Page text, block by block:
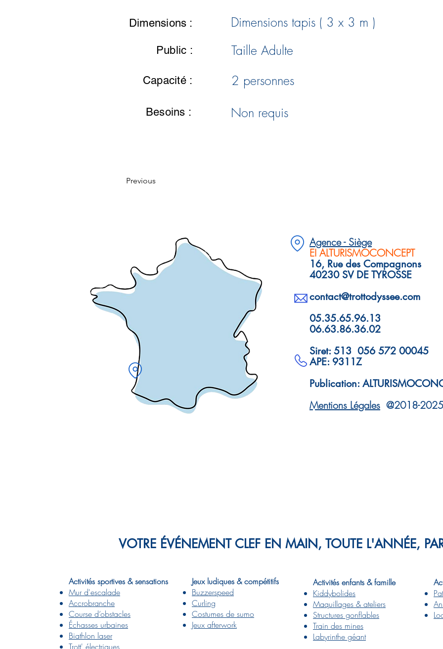
Dimensions tapis ( 3 x 3 m )
Dimensions :
Taille Adulte
Public :
2 personnes
Capacité :
Non requis
Besoins :
Previous
Agence - Siège
EI ALTURISMOCONCEPT
16, Rue des Compagnons
40230 SV DE TYROSSE
contact@trottodyssee.com
05.35.65.96.13
06.63.86.36.02
Siret: 513 056 572 00045
APE: 9311Z
Publication:
Mentions Légales @2018-2025
VOTRE ÉVÉNEMENT CLEF EN MAIN, TOUTE L'ANNÉE,
Activités sportives & sensations
Mur d'escalade
Accrobranche
Course d’obstacles
Échasses urbaines
Biathlon laser
Trott' électriques
Jeux ludiques & compétitifs
Buzzerspeed
Curling
Costumes de sumo
Jeux afterwork
Activités enfants & famille
Kiddybolides
Maquillages & ateliers
Structures gonflables
Train des mines
Labyrinthe géant